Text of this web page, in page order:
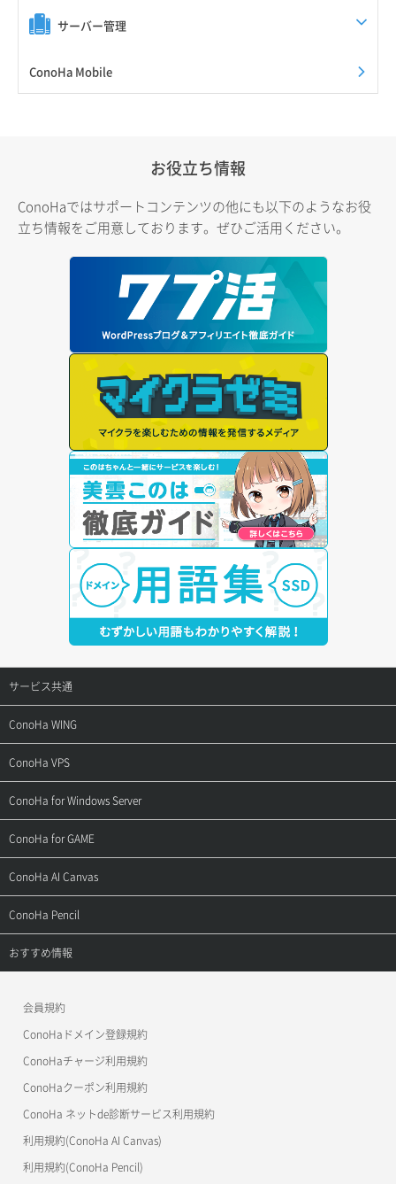
サーバー管理
ConoHa Mobile
お役立ち情報
ConoHaではサポートコンテンツの他にも以下のようなお役
立ち情報をご用意しております。ぜひご活用ください。
サービス共通
サポートトップ
ご契約・お支払い
用語集
お問い合わせ
ConoHa WING
サポートトップ
ご利用ガイド
お乗り換えガイド
よくある質問
ConoHa VPS
サポートトップ
ご利用ガイド
APIドキュメントVPS2.0
APIドキュメントVPS3.0
ConoHa for Windows Server
サポートトップ
ご利用ガイド
APIドキュメントVPS2.0
APIドキュメントVPS3.0
ConoHa for GAME
サポートトップ
ご利用ガイド
ConoHa AI Canvas
サポートトップ
ご利用ガイド
ConoHa Pencil
サポートトップ
おすすめ情報
美雲このは徹底ガイド
会員規約
ConoHaドメイン登録規約
ConoHaチャージ利用規約
ConoHaクーポン利用規約
ConoHa ネットde診断サービス利用規約
利用規約(ConoHa AI Canvas)
利用規約(ConoHa Pencil)